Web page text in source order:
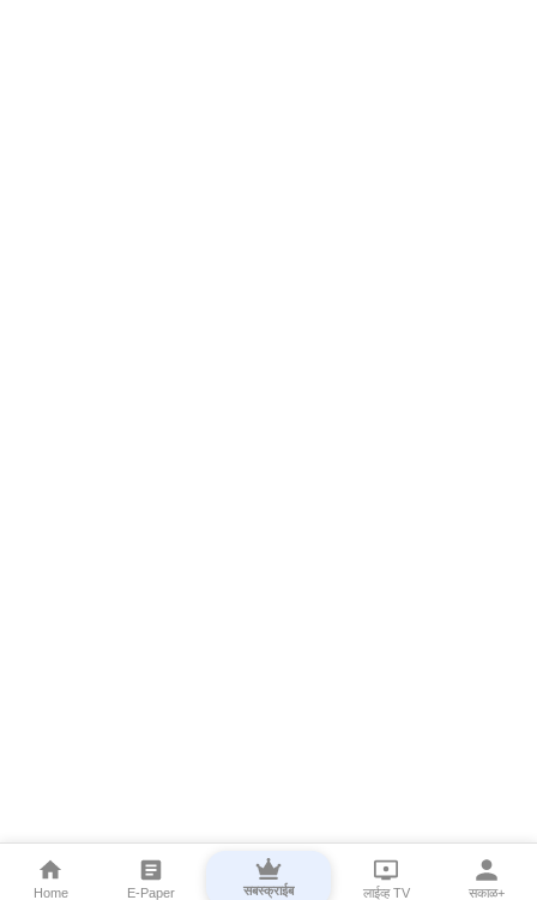
Home E-Paper सबस्क्राईब लाईव्ह TV सकाळ+